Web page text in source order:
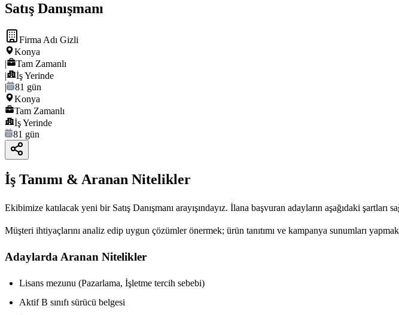
Satış Danışmanı
Firma Adı Gizli
Konya
|
Tam Zamanlı
|
İş Yerinde
|
81 gün
Konya
Tam Zamanlı
İş Yerinde
81 gün
İş Tanımı & Aranan Nitelikler
Ekibimize katılacak yeni bir Satış Danışmanı arayışındayız. İlana başvuran adayların aşağıdaki şartları
Müşteri ihtiyaçlarını analiz edip uygun çözümler önermek; ürün tanıtımı ve kampanya sunumları
Adaylarda Aranan Nitelikler
Lisans mezunu (Pazarlama, İşletme tercih sebebi)
Aktif B sınıfı sürücü belgesi